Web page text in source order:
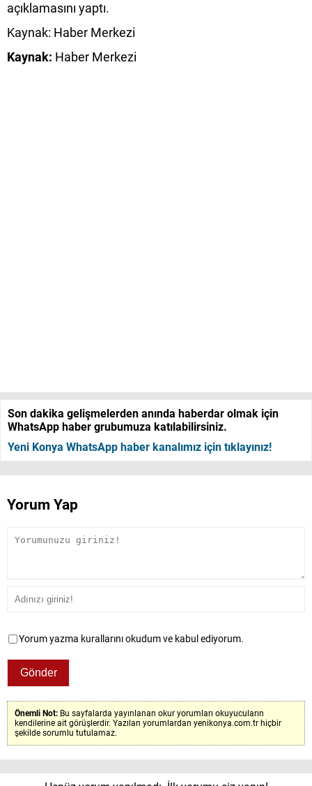
açıklamasını yaptı.
Kaynak: Haber Merkezi
Kaynak: Haber Merkezi
Son dakika gelişmelerden anında haberdar olmak için
WhatsApp haber grubumuza katılabilirsiniz.
Yeni Konya WhatsApp haber kanalımız için tıklayınız!
Yorum Yap
Yorum yazma kurallarını okudum ve kabul ediyorum.
Önemli Not: Bu sayfalarda yayınlanan okur yorumları okuyucuların
kendilerine ait görüşlerdir. Yazılan yorumlardan yenikonya.com.tr hiçbir
şekilde sorumlu tutulamaz.